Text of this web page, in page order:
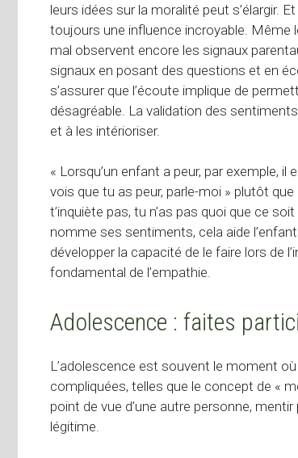
leurs idées sur la moralité peut s’élargir.
toujours une influence incroyable. Même
mal observent encore les signaux
signaux en posant des questions et en
s’assurer que l’écoute implique de
désagréable. La validation des
et à les intérioriser.
« Lorsqu’un enfant a peur, par exemple,
vois que tu as peur, parle-moi » plutôt
t’inquiète pas, tu n’as pas quoi que ce
nomme ses sentiments, cela aide
développer la capacité de le faire lors de
fondamental de l’empathie.
Adolescence : faites
L’adolescence est souvent le moment
compliquées, telles que le concept de «
point de vue d’une autre personne,
légitime.